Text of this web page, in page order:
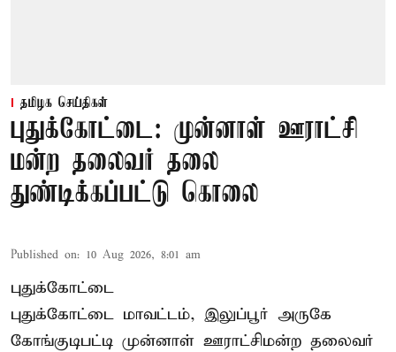
தமிழக செய்திகள்
புதுக்கோட்டை: முன்னாள் ஊராட்சி
மன்ற தலைவர் தலை
துண்டிக்கப்பட்டு கொலை
Published on: 10 Aug 2026, 8:01 am
புதுக்கோட்டை
புதுக்கோட்டை மாவட்டம், இலுப்பூர் அருகே
கோங்குடிபட்டி முன்னாள் ஊராட்சிமன்ற தலைவர்